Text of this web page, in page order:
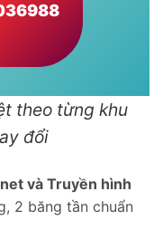
theo từng khu
đổi
và Truyền hình
2 băng tần chuẩn